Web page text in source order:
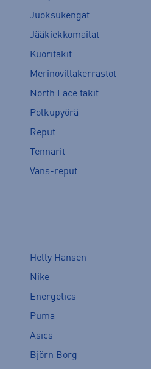
Juoksukengät
Jääkiekkomailat
Kuoritakit
Merinovillakerrastot
North Face takit
Polkupyörä
Reput
Tennarit
Vans-reput
Helly Hansen
Nike
Energetics
Puma
Asics
Björn Borg